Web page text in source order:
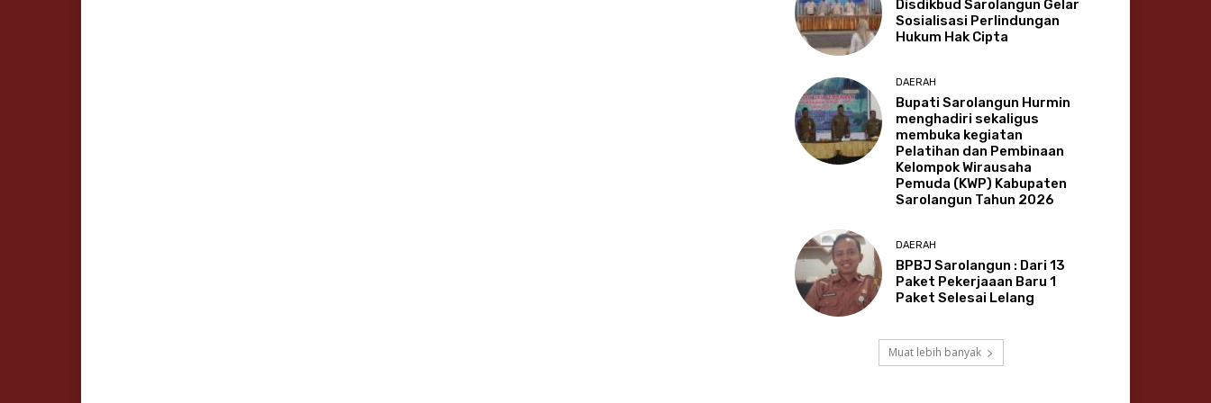
Disdikbud Sarolangun Gelar
Sosialisasi Perlindungan
Hukum Hak Cipta
DAERAH
Bupati Sarolangun Hurmin
menghadiri sekaligus
membuka kegiatan
Pelatihan dan Pembinaan
Kelompok Wirausaha
Pemuda (KWP) Kabupaten
Sarolangun Tahun 2026
DAERAH
BPBJ Sarolangun : Dari 13
Paket Pekerjaaan Baru 1
Paket Selesai Lelang
Muat lebih banyak